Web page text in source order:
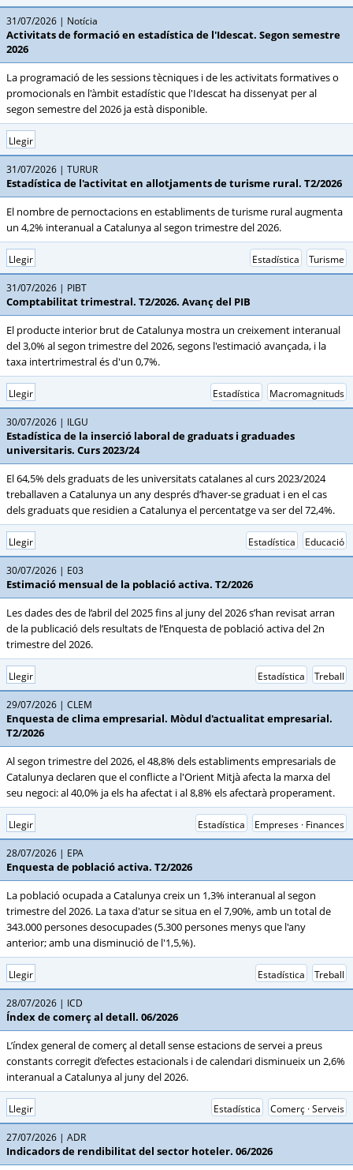
31/07/2026 Notícia
Activitats de formació en estadística de l'Idescat. Segon semestre
2026
La programació de les sessions tècniques i de les activitats formatives o
promocionals en l'àmbit estadístic que l'Idescat ha dissenyat per al
segon semestre del 2026 ja està disponible.
Llegir
31/07/2026 TURUR
Estadística de l'activitat en allotjaments de turisme rural. T2/2026
El nombre de pernoctacions en establiments de turisme rural augmenta
un 4,2% interanual a Catalunya al segon trimestre del 2026.
Llegir Turisme
Estadística
31/07/2026 PIBT
Comptabilitat trimestral. T2/2026. Avanç del PIB
El producte interior brut de Catalunya mostra un creixement interanual
del 3,0% al segon trimestre del 2026, segons l'estimació avançada, i la
taxa intertrimestral és d'un 0,7%.
Llegir Macromagnituds
Estadística
30/07/2026 ILGU
Estadística de la inserció laboral de graduats i graduades
universitaris. Curs 2023/24
El 64,5% dels graduats de les universitats catalanes al curs 2023/2024
treballaven a Catalunya un any després d’haver-se graduat i en el cas
dels graduats que residien a Catalunya el percentatge va ser del 72,4%.
Llegir Educació
Estadística
30/07/2026 E03
Estimació mensual de la població activa. T2/2026
Les dades des de l’abril del 2025 fins al juny del 2026 s’han revisat arran
de la publicació dels resultats de l’Enquesta de població activa del 2n
trimestre del 2026.
Llegir Treball
Estadística
29/07/2026 CLEM
Enquesta de clima empresarial. Mòdul d'actualitat empresarial.
T2/2026
Al segon trimestre del 2026, el 48,8% dels establiments empresarials de
Catalunya declaren que el conflicte a l'Orient Mitjà afecta la marxa del
seu negoci: al 40,0% ja els ha afectat i al 8,8% els afectarà properament.
Llegir Empreses · Finances
Estadística
28/07/2026 EPA
Enquesta de població activa. T2/2026
La població ocupada a Catalunya creix un 1,3% interanual al segon
trimestre del 2026. La taxa d'atur se situa en el 7,90%, amb un total de
343.000 persones desocupades (5.300 persones menys que l'any
anterior; amb una disminució de l'1,5,%).
Llegir Treball
Estadística
28/07/2026 ICD
Índex de comerç al detall. 06/2026
L’índex general de comerç al detall sense estacions de servei a preus
constants corregit d’efectes estacionals i de calendari disminueix un 2,6%
interanual a Catalunya al juny del 2026.
Llegir Comerç · Serveis
Estadística
27/07/2026 ADR
Indicadors de rendibilitat del sector hoteler. 06/2026